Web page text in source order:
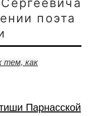
поэта
тем, как
Парнасской